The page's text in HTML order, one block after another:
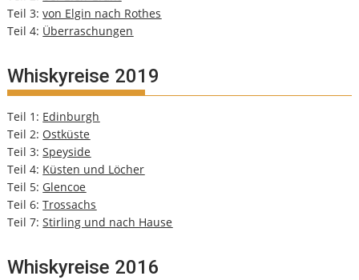
Teil 3:von Elgin nach Rothes
Teil 4: Überraschungen
Whiskyreise 2019
Teil 1: Edinburgh
Teil 2: Ostküste
Teil 3:Speyside
Teil 4: Küsten und Löcher
Teil 5: Glencoe
Teil 6:Trossachs
Teil 7:Stirling und nach Hause
Whiskyreise 2016